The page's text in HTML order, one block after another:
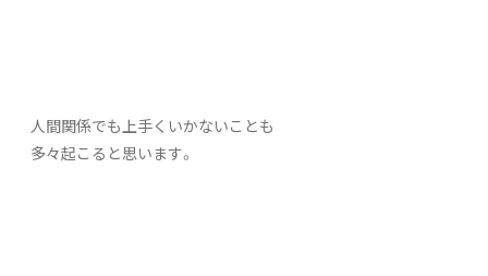
人間関係でも上手くいかないことも
多々起こると思います。